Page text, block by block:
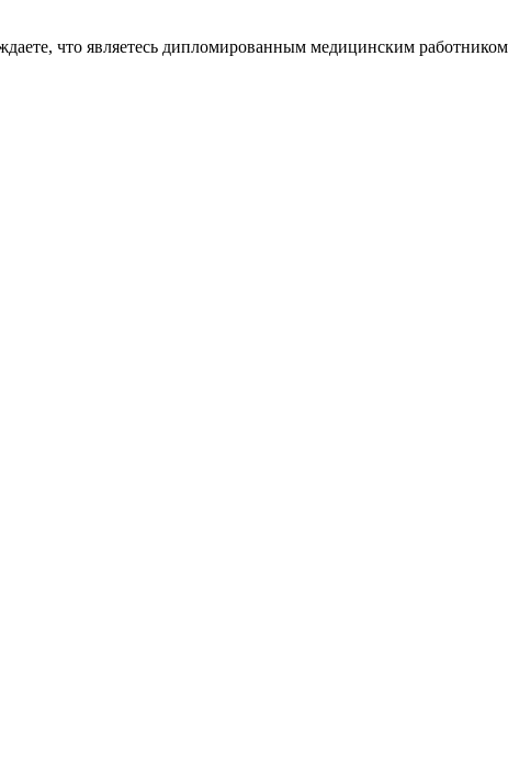
что являетесь дипломированным медицинским работником